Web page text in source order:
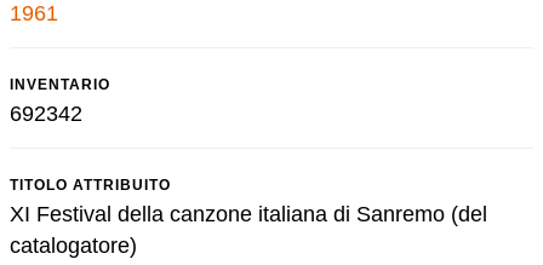
1961
INVENTARIO
692342
TITOLO ATTRIBUITO
XI Festival della canzone italiana di Sanremo (del
catalogatore)